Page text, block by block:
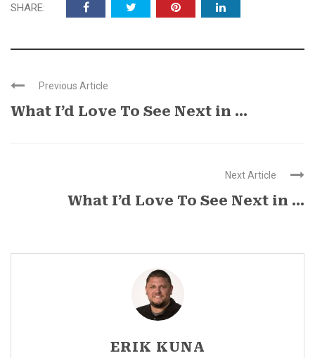
SHARE:
Previous Article
What I’d Love To See Next in ...
Next Article
What I’d Love To See Next in ...
ERIK KUNA